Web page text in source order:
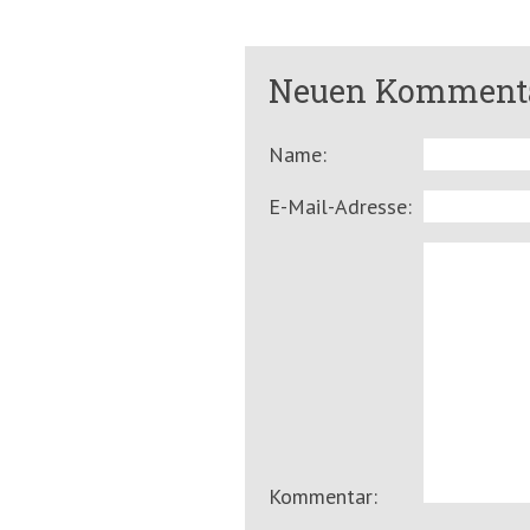
Neuen
Name:
E-Mail-Adresse:
Kommentar: